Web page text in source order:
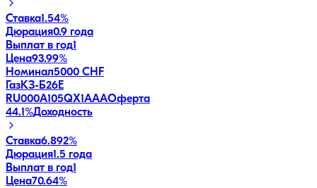
Ставка1.54%
Дюрация0.9 года
Выплат в год1
Цена93.99%
Номинал5000 CHF
ГазКЗ-Б26Е
RU000A105QX1AAAОферта
44.1%Доходность
Ставка6.892%
Дюрация1.5 года
Выплат в год1
Цена70.64%